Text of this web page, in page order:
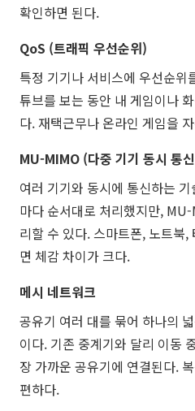
확인하면 된다.
QoS (트래픽 우선순위)
특정 기기나 서비스에 우선순위
튜브를 보는 동안 내 게임이나
다. 재택근무나 온라인 게임을
MU-MIMO (다중 기기 동시 통
여러 기기와 동시에 통신하는
마다 순서대로 처리했지만,
리할 수 있다. 스마트폰, 노트북
면 체감 차이가 크다.
메시 네트워크
공유기 여러 대를 묶어 하나의
이다. 기존 중계기와 달리 이동
장 가까운 공유기에 연결된다.
편하다.